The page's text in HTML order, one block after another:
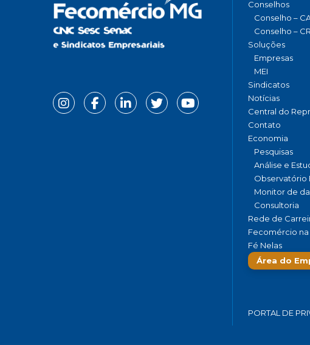
Conselhos
Conselho –
Conselho –
Soluções
Empresas
MEI
Sindicatos
Notícias
Central do
Contato
Economia
Pesquisas
Análise e
Observatório
Monitor de
Consultoria
Rede de
Fecomércio na
Fé Nelas
Área do
PORTAL DE